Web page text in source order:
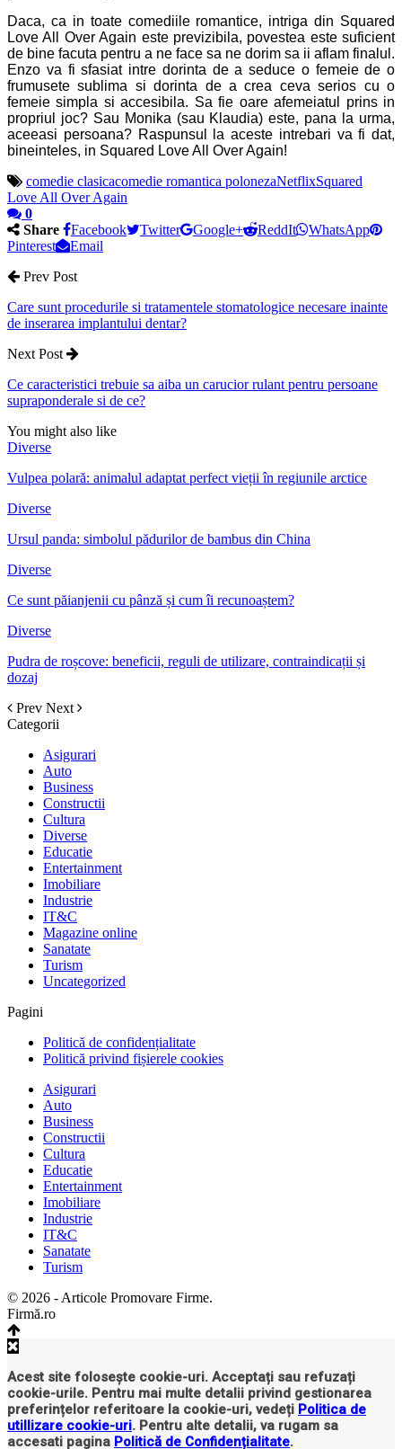
Daca, ca in toate comediile romantice, intriga din Squared
Love All Over Again este previzibila, povestea este suficient
de bine facuta pentru a ne face sa ne dorim sa ii aflam finalul.
Enzo va fi sfasiat intre dorinta de a seduce o femeie de o
frumusete sublima si dorinta de a crea ceva serios cu o
femeie simpla si accesibila. Sa fie oare afemeiatul prins in
propriul joc? Sau Monika (sau Klaudia) este, pana la urma,
aceeasi persoana? Raspunsul la aceste intrebari va fi dat,
bineinteles, in Squared Love All Over Again!
comedie clasicacomedie romantica polonezaNetflixSquared
Love All Over Again
0
Share
Facebook Twitter Google+ ReddIt
WhatsApp
Pinterest
Email
Prev Post
Care sunt procedurile si tratamentele stomatologice necesare inainte
de inserarea implantului dentar?
Next Post
Ce caracteristici trebuie sa aiba un carucior rulant pentru persoane
supraponderale si de ce?
You might also like
Diverse
Vulpea polară: animalul adaptat perfect vieții în regiunile arctice
Diverse
Ursul panda: simbolul pădurilor de bambus din China
Diverse
Ce sunt păianjenii cu pânză și cum îi recunoaștem?
Diverse
Pudra de roșcove: beneficii, reguli de utilizare, contraindicații și
dozaj
Prev Next
Categorii
Asigurari
Auto
Business
Constructii
Cultura
Diverse
Educatie
Entertainment
Imobiliare
Industrie
IT&C
Magazine online
Sanatate
Turism
Uncategorized
Pagini
Politică de confidențialitate
Politică privind fișierele cookies
Asigurari
Auto
Business
Constructii
Cultura
Educatie
Entertainment
Imobiliare
Industrie
IT&C
Sanatate
Turism
© 2026 - Articole Promovare Firme.
Firmă.ro
Acest site folosește cookie-uri. Acceptați sau refuzați
cookie-urile. Pentru mai multe detalii privind gestionarea
preferințelor referitoare la cookie-uri, vedeți Politica de
utillizare cookie-uri. Pentru alte detalii, va rugam sa
accesati pagina Politică de Confidențialitate.